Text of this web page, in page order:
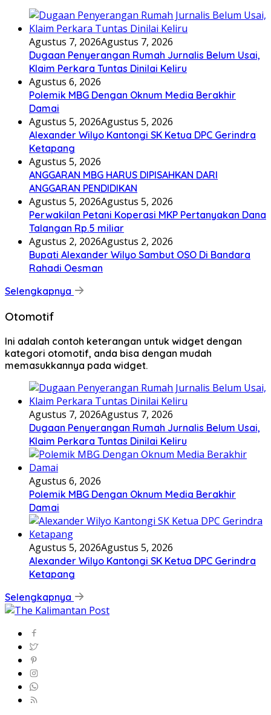
Agustus 7, 2026Agustus 7, 2026
Dugaan Penyerangan Rumah Jurnalis Belum Usai,
Klaim Perkara Tuntas Dinilai Keliru
Agustus 6, 2026
Polemik MBG Dengan Oknum Media Berakhir
Damai
Agustus 5, 2026Agustus 5, 2026
Alexander Wilyo Kantongi SK Ketua DPC Gerindra
Ketapang
Agustus 5, 2026
ANGGARAN MBG HARUS DIPISAHKAN DARI
ANGGARAN PENDIDIKAN
Agustus 5, 2026Agustus 5, 2026
Perwakilan Petani Koperasi MKP Pertanyakan Dana
Talangan Rp.5 miliar
Agustus 2, 2026Agustus 2, 2026
Bupati Alexander Wilyo Sambut OSO Di Bandara
Rahadi Oesman
Selengkapnya
Otomotif
Ini adalah contoh keterangan untuk widget dengan
kategori otomotif, anda bisa dengan mudah
memasukkannya pada widget.
Agustus 7, 2026Agustus 7, 2026
Dugaan Penyerangan Rumah Jurnalis Belum Usai,
Klaim Perkara Tuntas Dinilai Keliru
Agustus 6, 2026
Polemik MBG Dengan Oknum Media Berakhir
Damai
Agustus 5, 2026Agustus 5, 2026
Alexander Wilyo Kantongi SK Ketua DPC Gerindra
Ketapang
Selengkapnya